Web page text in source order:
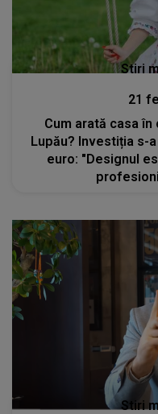
Stiri
21
Cum arată casa
Lupău? Investiția s-
euro: "Designul
Stiri